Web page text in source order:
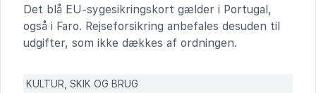
Det blå EU-sygesikringskort gælder i Portugal,
også i Faro. Rejseforsikring anbefales desuden til
udgifter, som ikke dækkes af ordningen.
KULTUR, SKIK OG BRUG